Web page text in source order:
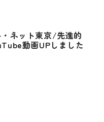
ネット東京/先進的
動画UPしました